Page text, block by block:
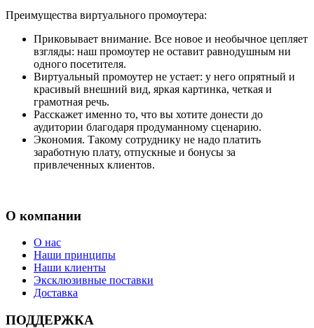
Преимущества виртуального промоутера:
Приковывает внимание. Все новое и необычное цепляет
взгляды: наш промоутер не оставит равнодушным ни
одного посетителя.
Виртуальный промоутер не устает: у него опрятный и
красивый внешний вид, яркая картинка, четкая и
грамотная речь.
Расскажет именно то, что вы хотите донести до
аудитории благодаря продуманному сценарию.
Экономия. Такому сотруднику не надо платить
заработную плату, отпускные и бонусы за
привлеченных клиентов.
О компании
О нас
Наши принципы
Наши клиенты
Эксклюзивные поставки
Доставка
ПОДДЕРЖКА